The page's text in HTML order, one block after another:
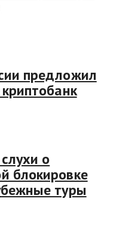
предложил
о
блокировке
туры